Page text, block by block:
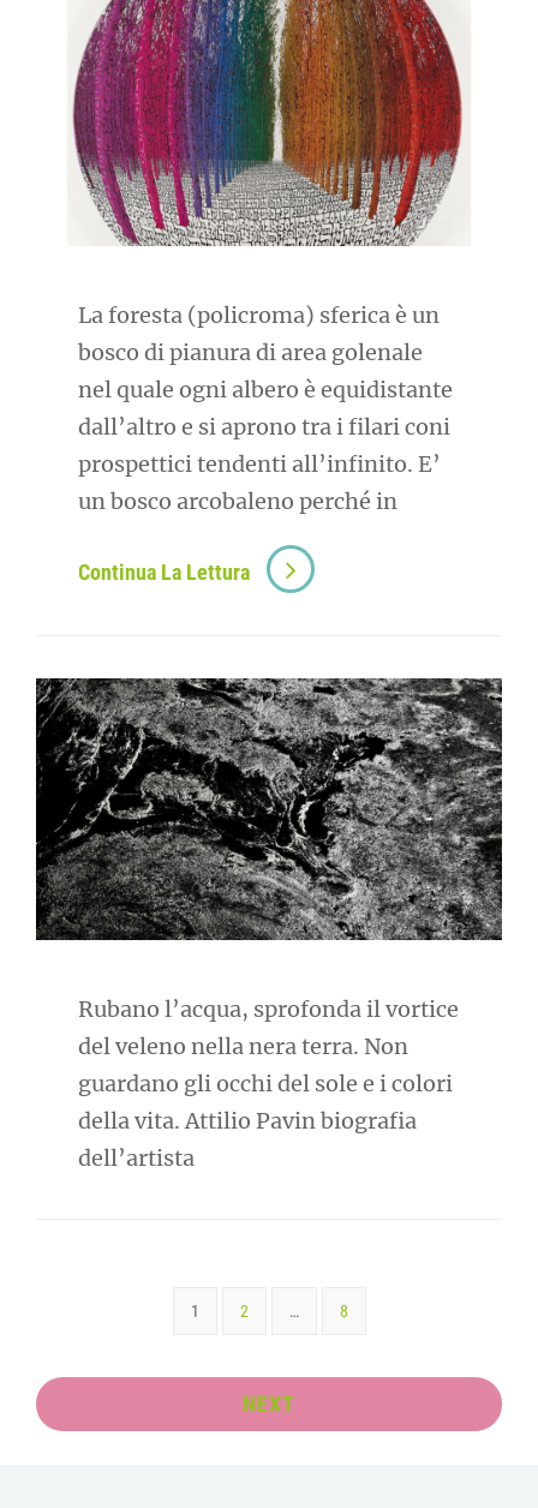
La foresta (policroma) sferica è un
bosco di pianura di area golenale
nel quale ogni albero è equidistante
dall’altro e si aprono tra i filari coni
prospettici tendenti all’infinito. E’
un bosco arcobaleno perché in
Continua La Lettura
Rubano l’acqua, sprofonda il vortice
del veleno nella nera terra. Non
guardano gli occhi del sole e i colori
della vita. Attilio Pavin biografia
dell’artista
1 2 … 8
NEXT